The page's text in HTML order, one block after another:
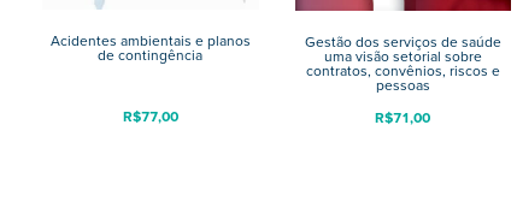
Acidentes ambientais e planos
de contingência
R$77,00
Gestão dos serviços de saúde
uma visão setorial sobre
contratos, convênios, riscos e
pessoas
R$71,00